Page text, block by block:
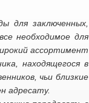
для заключенных,
необходимое для
ассортимент
находящегося в
чьи близкие
адресату.